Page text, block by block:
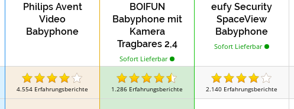
Philips Avent
Video
Babyphone
BOIFUN
Babyphone mit
Kamera
Tragbares 2,4
Ghz Nachtsicht-
Video-Babyfon
Vox-Funktion
Sofort Lieferbar
eufy Security
SpaceView
Babyphone
Sofort Lieferbar
4.554 Erfahrungsberichte 1.286 Erfahrungsberichte 2.140 Erfahrungsberichte